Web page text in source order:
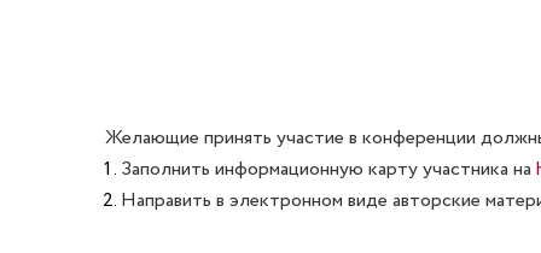
Желающие принять участие в конференции
Заполнить информационную карту участника на
Направить в электронном виде авторские